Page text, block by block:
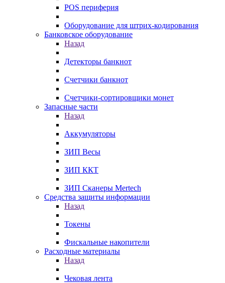
POS периферия
Оборудование для штрих-кодирования
Банковское оборудование
Назад
Детекторы банкнот
Счетчики банкнот
Счетчики-сортировщики монет
Запасные части
Назад
Аккумуляторы
ЗИП Весы
ЗИП ККТ
ЗИП Сканеры Mertech
Средства защиты информации
Назад
Токены
Фискальные накопители
Расходные материалы
Назад
Чековая лента